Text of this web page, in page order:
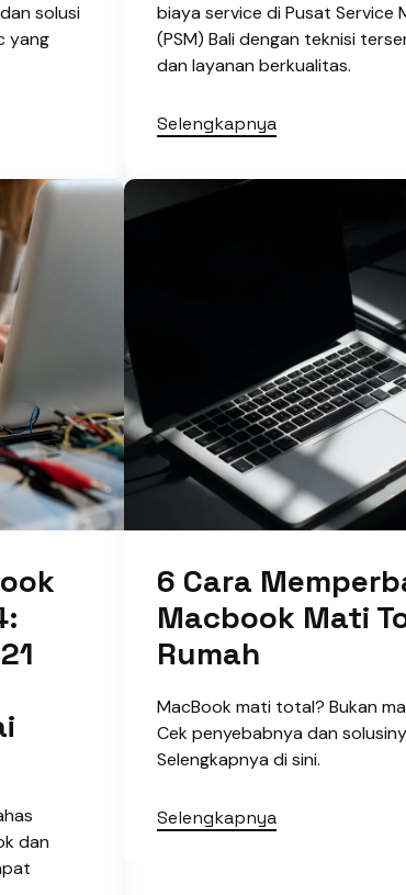
solusi
yang
biaya service di Pusat Service
(PSM) Bali dengan teknisi
dan layanan berkualitas.
Selengkapnya
dan
6 Cara
Macbook Mati
Rumah
MacBook mati total? Bukan
Cek penyebabnya dan
Selengkapnya di sini.
Selengkapnya